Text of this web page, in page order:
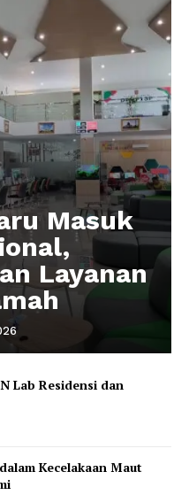
Masuk
Layanan
Lab Residensi dan
Kecelakaan Maut